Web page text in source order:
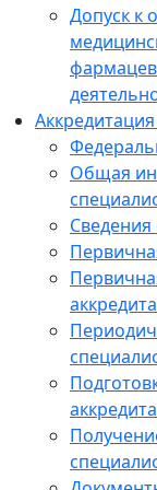
Допуск к
Общая